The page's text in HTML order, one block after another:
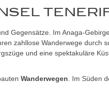
Gegensätze. Im Anaga-
zahllose Wanderwege durch
und eine spektakuläre
Wanderwegen . Im Süden